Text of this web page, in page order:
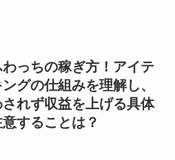
っちの稼ぎ方！アイテ
グの仕組みを理解し、
れず収益を上げる具体
することは？